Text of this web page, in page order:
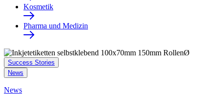
Kosmetik
Pharma und Medizin
Success Stories
News
News